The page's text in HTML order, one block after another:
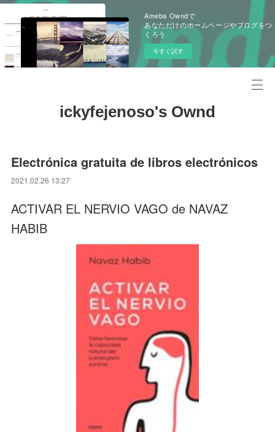
Ameba Owndで
あなただけのホームページやブログをつ
くろう
今すぐ試す
ickyfejenoso's Ownd
Electrónica gratuita de libros electrónicos
2021.02.26 13:27
ACTIVAR EL NERVIO VAGO de NAVAZ
HABIB